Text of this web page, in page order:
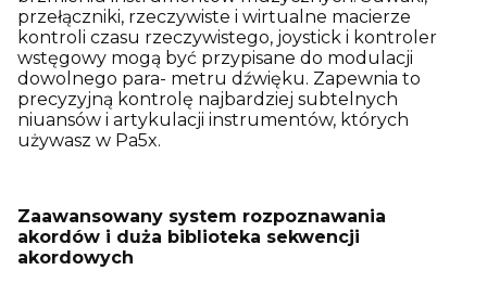
przełączniki, rzeczywiste i wirtualne macierze
kontroli czasu rzeczywistego, joystick i kontroler
wstęgowy mogą być przypisane do modulacji
dowolnego para- metru dźwięku. Zapewnia to
precyzyjną kontrolę najbardziej subtelnych
niuansów i artykulacji instrumentów, których
używasz w Pa5x.
Zaawansowany system rozpoznawania
akordów i duża biblioteka sekwencji
akordowych